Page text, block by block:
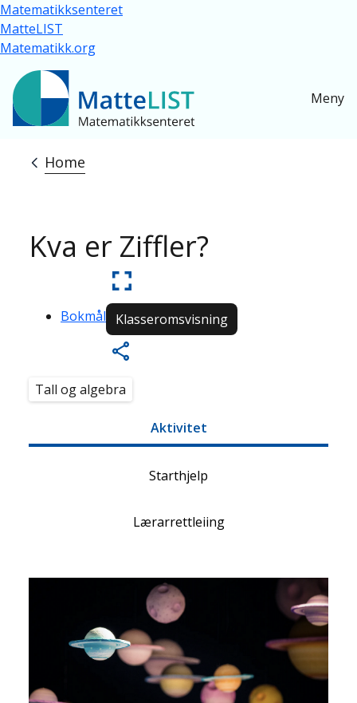
Skip to main content
Matematikksenteret
MatteLIST
Matematikk.org
Meny
Breadcrumb
Home
Kva er Ziffler?
Bokmål Klasseromsvisning
Tall og algebra
Aktivitet
Starthjelp
Lærarrettleiing